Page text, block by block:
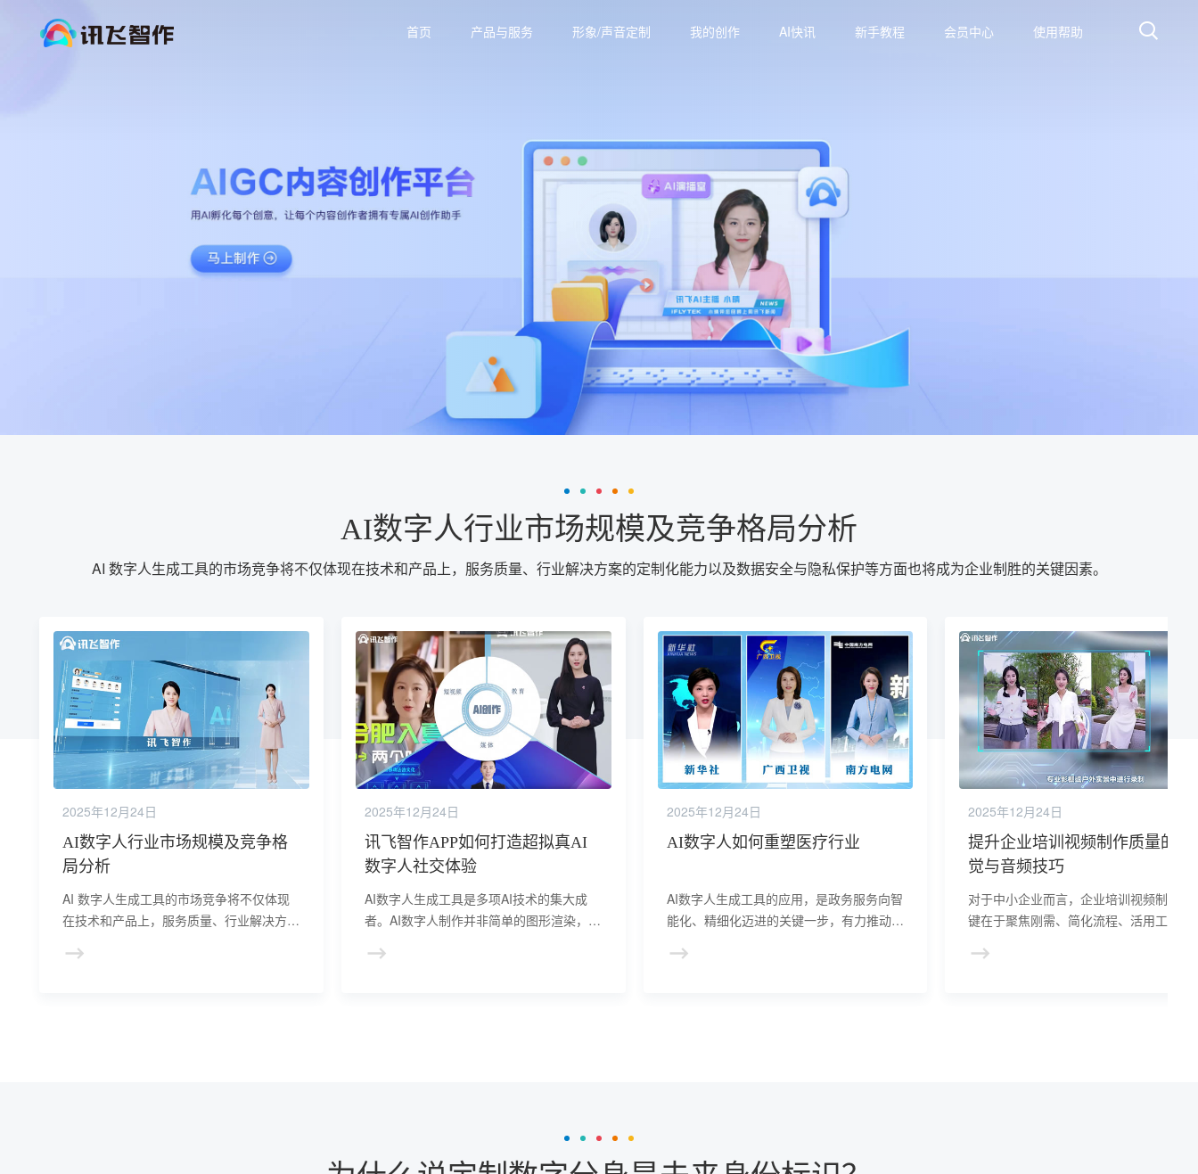
首页 产品与服务 形象/声音定制 我的创作 AI快讯 新手教程 会员中心 使用帮助
AI数字人行业市场规模及竞争格局分析
AI 数字人生成工具的市场竞争将不仅体现在技术和产品上，服务质量、行业解决方案的定制化能力以及数据安全与隐私保护等方面也将成为企业制胜的关键因素。
2025年12月24日
AI数字人行业市场规模及竞争格
局分析
AI 数字人生成工具的市场竞争将不仅体现
在技术和产品上，服务质量、行业解决方案
面也将成为企业制胜的关键因素。
2025年12月24日
讯飞智作APP如何打造超拟真AI
数字人社交体验
AI数字人生成工具是多项AI技术的集大成
者。AI数字人制作并非简单的图形渲染，而
工程。随着技术的不断成熟，高度智能化的
2025年12月24日
AI数字人如何重塑医疗行业
AI数字人生成工具的应用，是政务服务向智
能化、精细化迈进的关键一步，有力推动了
此同时数据安全、隐私保护和“数字鸿沟”问
2025年12月24日
提升企业培训视频制作质量的视
觉与音频技巧
对于中小企业而言，企业培训视频制作的
键在于聚焦刚需、简化流程、活用工具。
低成本打造出贴合自身需求的优质培训视